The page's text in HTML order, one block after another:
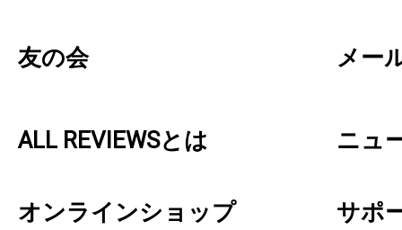
友の会 メー
ALL REVIEWSとは ニュ
オンラインショップ サポ